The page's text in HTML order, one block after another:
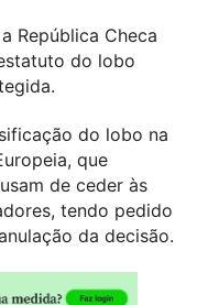
República Checa
do lobo
do lobo na
que
de ceder às
tendo pedido
da decisão.